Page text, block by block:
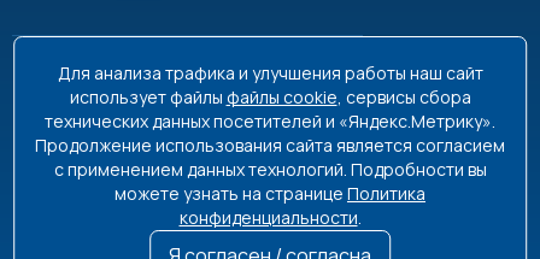
8 495 663-99-48
8 800 350-99-08
info@poolplanet.ru
г. Москва, проспект Мира, д. 61
Пн-Пт 9:00-18:00 Сб-Вс выходной
Для анализа трафика и улучшения работы наш сайт
использует файлы файлы cookie, сервисы сбора
технических данных посетителей и «Яндекс.Метрику».
Продолжение использования сайта является согласием
с применением данных технологий. Подробности вы
можете узнать на странице Политика
конфиденциальности.